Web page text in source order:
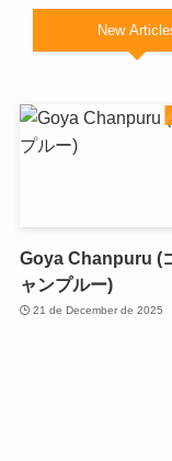
New
Goya Chanpuru (
ャンプルー)
21 de December de 2025